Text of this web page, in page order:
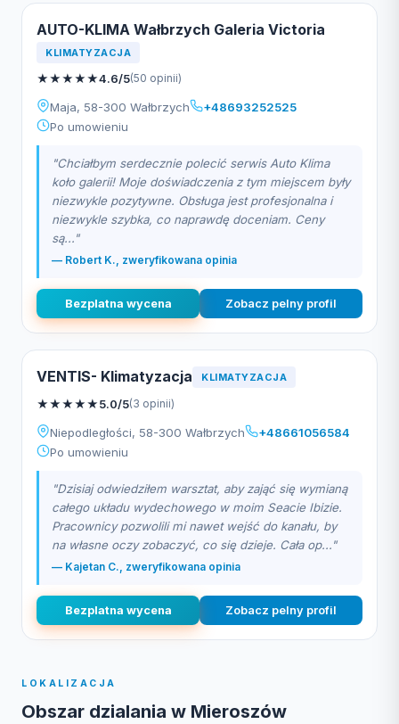
AUTO-KLIMA Wałbrzych Galeria Victoria
KLIMATYZACJA
★★★★★4.6/5(50 opinii)
Maja, 58-300 Wałbrzych
+48693252525
Po umowieniu
"Chciałbym serdecznie polecić serwis Auto Klima
koło galerii! Moje doświadczenia z tym miejscem były
niezwykle pozytywne. Obsługa jest profesjonalna i
niezwykle szybka, co naprawdę doceniam. Ceny
są..."
— Robert K., zweryfikowana opinia
Bezplatna wycena Zobacz pelny profil
VENTIS- Klimatyzacja KLIMATYZACJA
★★★★★5.0/5(3 opinii)
Niepodległości, 58-300 Wałbrzych
+48661056584
Po umowieniu
"Dzisiaj odwiedziłem warsztat, aby zająć się wymianą
całego układu wydechowego w moim Seacie Ibizie.
Pracownicy pozwolili mi nawet wejść do kanału, by
na własne oczy zobaczyć, co się dzieje. Cała op..."
— Kajetan C., zweryfikowana opinia
Bezplatna wycena Zobacz pelny profil
LOKALIZACJA
Obszar dzialania w Mieroszów